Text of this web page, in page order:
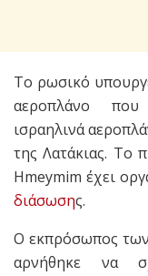
Το ρωσικό
αεροπλάνο που
ισραηλινά
της Λατάκιας. Το
Hmeymim έχει
διάσωσης.
Ο εκπρόσωπος
αρνήθηκε να